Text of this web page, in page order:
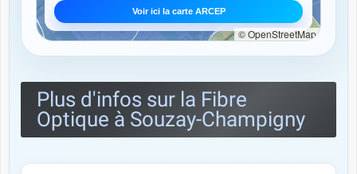
Voir ici la carte ARCEP
© OpenStreetMap
Plus d'infos sur la Fibre
Optique à Souzay-Champigny